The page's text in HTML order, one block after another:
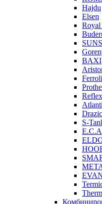
Hajdu
Elsen
Royal
BAXI
Ferroli
Reflex
S-
E.C.A